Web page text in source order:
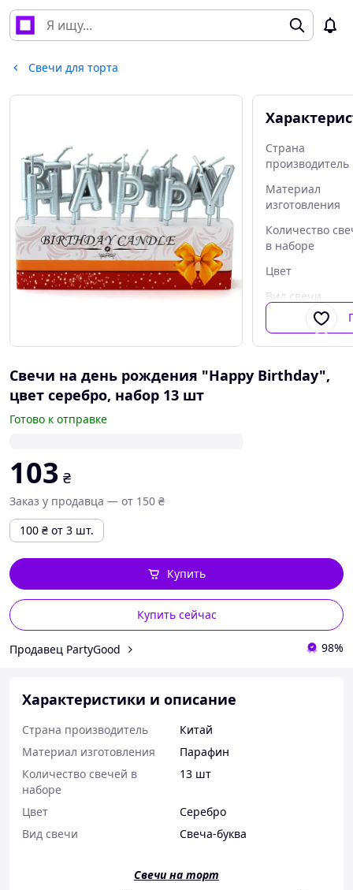
Свечи для торта
Страна
производитель
Материал
изготовления
Количество
в наборе
Цвет
Вид свечи
Свечи на день рождения "Happy Birthday",
цвет серебро, набор 13 шт
Готово к отправке
103 ₴
Заказ у продавца — от 150 ₴
100 ₴ от 3 шт.
Купить сейчас
Купить
Продавец PartyGood 98%
Характеристики и описание
Страна производитель
Китай
Материал изготовления
Парафин
Количество свечей в
наборе
13 шт
Цвет
Серебро
Вид свечи
Свеча-буква
Свечи на торт